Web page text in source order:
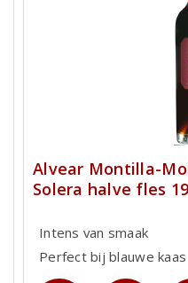
Alvear Montilla-
Solera halve fles
Intens van smaak
Perfect bij blauwe kaas